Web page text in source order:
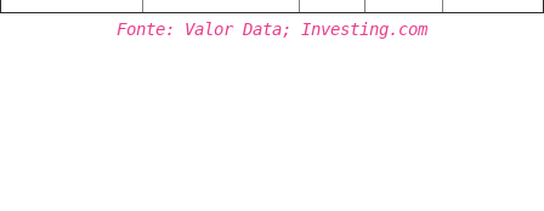
Fonte: Valor Data; Investing.com